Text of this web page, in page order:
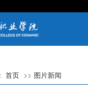
首页 图片新闻